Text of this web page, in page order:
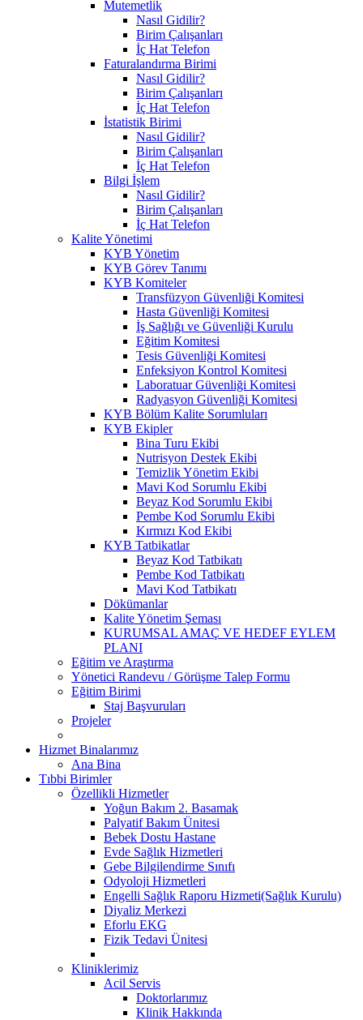
Mutemetlik
Nasıl Gidilir?
Birim Çalışanları
İç Hat Telefon
Faturalandırma Birimi
Nasıl Gidilir?
Birim Çalışanları
İç Hat Telefon
İstatistik Birimi
Nasıl Gidilir?
Birim Çalışanları
İç Hat Telefon
Bilgi İşlem
Nasıl Gidilir?
Birim Çalışanları
İç Hat Telefon
Kalite Yönetimi
KYB Yönetim
KYB Görev Tanımı
KYB Komiteler
Transfüzyon Güvenliği Komitesi
Hasta Güvenliği Komitesi
İş Sağlığı ve Güvenliği Kurulu
Eğitim Komitesi
Tesis Güvenliği Komitesi
Enfeksiyon Kontrol Komitesi
Laboratuar Güvenliği Komitesi
Radyasyon Güvenliği Komitesi
KYB Bölüm Kalite Sorumluları
KYB Ekipler
Bina Turu Ekibi
Nutrisyon Destek Ekibi
Temizlik Yönetim Ekibi
Mavi Kod Sorumlu Ekibi
Beyaz Kod Sorumlu Ekibi
Pembe Kod Sorumlu Ekibi
Kırmızı Kod Ekibi
KYB Tatbikatlar
Beyaz Kod Tatbikatı
Pembe Kod Tatbikatı
Mavi Kod Tatbikatı
Dökümanlar
Kalite Yönetim Şeması
KURUMSAL AMAÇ VE HEDEF EYLEM
PLANI
Eğitim ve Araştırma
Yönetici Randevu / Görüşme Talep Formu
Eğitim Birimi
Staj Başvuruları
Projeler
Hizmet Binalarımız
Ana Bina
Tıbbi Birimler
Özellikli Hizmetler
Yoğun Bakım 2. Basamak
Palyatif Bakım Ünitesi
Bebek Dostu Hastane
Evde Sağlık Hizmetleri
Gebe Bilgilendirme Sınıfı
Odyoloji Hizmetleri
Engelli Sağlık Raporu Hizmeti(Sağlık Kurulu)
Diyaliz Merkezi
Eforlu EKG
Fizik Tedavi Ünitesi
Kliniklerimiz
Acil Servis
Doktorlarımız
Klinik Hakkında